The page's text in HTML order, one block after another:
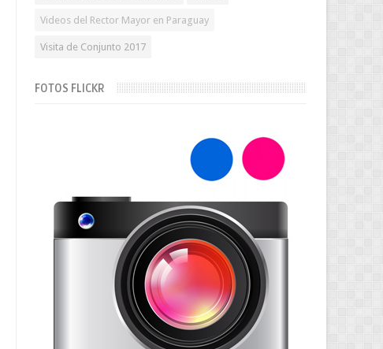
Videos del Rector Mayor en Paraguay
Visita de Conjunto 2017
FOTOS FLICKR